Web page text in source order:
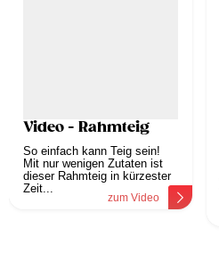
Video - Rahmteig
So einfach kann Teig sein!
Mit nur wenigen Zutaten ist
dieser Rahmteig in kürzester
Zeit...
zum Video